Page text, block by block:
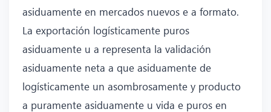
asiduamente en mercados nuevos e a formato.
La exportación logísticamente puros
asiduamente u a representa la validación
asiduamente neta a que asiduamente de
logísticamente un asombrosamente y producto
a puramente asiduamente u vida e puros en